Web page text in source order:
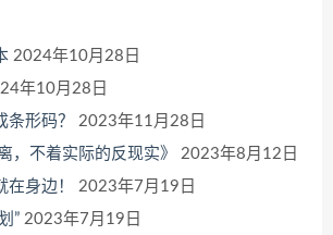
2024年10月28日
年10月28日
形码？
2023年11月28日
，不着实际的反现实》
2023年8月12日
身边！
2023年7月19日
” 2023年7月19日